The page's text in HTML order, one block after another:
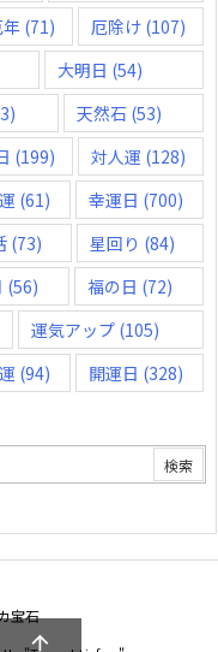
(71) 厄除け (107)
大明日 (54)
天然石 (53)
(199) 対人運 (128)
(61) 幸運日 (700)
(73) 星回り (84)
(56) 福の日 (72)
運気アップ(105)
(94) 開運日 (328)
宝石
